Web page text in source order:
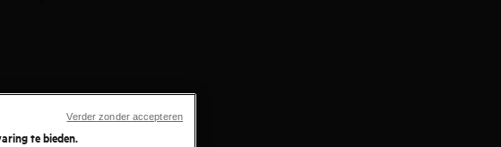
te bieden.
Verder zonder accepteren